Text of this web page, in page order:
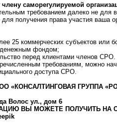
саморегулируемой
требованием далеко не для
получения права участия ваша
25 коммерческих субъектов
денежным фондом;
перед клиентами членов СРО.
требованиям, можно
доступа СРО.
«КОНСАЛТИНГОВАЯ ГРУППА
Волос ул., дом 6
ВЫ МОЖЕТЕ ПОЛУЧИТЬ НА